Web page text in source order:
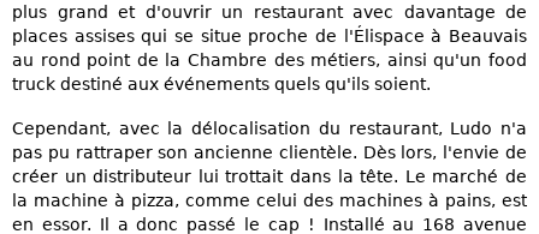
plus grand et d'ouvrir un restaurant avec davantage de
places assises qui se situe proche de l'Élispace à Beauvais
au rond point de la Chambre des métiers, ainsi qu'un food
truck destiné aux événements quels qu'ils soient.
Cependant, avec la délocalisation du restaurant, Ludo n'a
pas pu rattraper son ancienne clientèle. Dès lors, l'envie de
créer un distributeur lui trottait dans la tête. Le marché de
la machine à pizza, comme celui des machines à pains, est
en essor. Il a donc passé le cap ! Installé au 168 avenue